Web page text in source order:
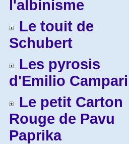
l'albinisme
Le touit de
Schubert
Les pyrosis
d'Emilio Campari
Le petit Carton
Rouge de Pavu
Paprika